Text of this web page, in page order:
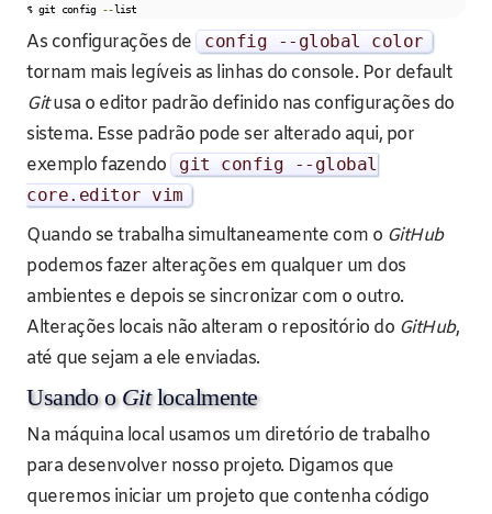
$ git config --list
As configurações de config -- global color
tornam mais legíveis as linhas do console. Por default
Gitusa o editor padrão definido nas configurações do
sistema. Esse padrão pode ser alterado aqui, por
exemplo fazendo
git config -- global
core. editor vim
Quando se trabalha simultaneamente com o GitHub
podemos fazer alterações em qualquer um dos
ambientes e depois se sincronizar com o outro.
Alterações locais não alteram o repositório do GitHub,
até que sejam a ele enviadas.
Usando oGitlocalmente
Na máquina local usamos um diretório de trabalho
para desenvolver nosso projeto. Digamos que
queremos iniciar um projeto que contenha código